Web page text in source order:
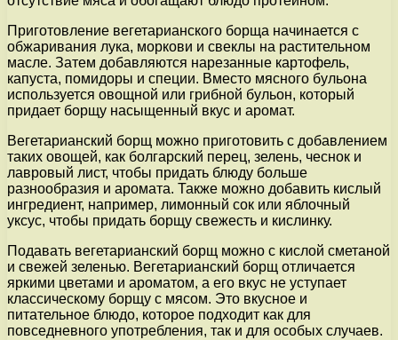
Приготовление вегетарианского борща начинается с
обжаривания лука, моркови и свеклы на растительном
масле. Затем добавляются нарезанные картофель,
капуста, помидоры и специи. Вместо мясного бульона
используется овощной или грибной бульон, который
придает борщу насыщенный вкус и аромат.
Вегетарианский борщ можно приготовить с добавлением
таких овощей, как болгарский перец, зелень, чеснок и
лавровый лист, чтобы придать блюду больше
разнообразия и аромата. Также можно добавить кислый
ингредиент, например, лимонный сок или яблочный
уксус, чтобы придать борщу свежесть и кислинку.
Подавать вегетарианский борщ можно с кислой сметаной
и свежей зеленью. Вегетарианский борщ отличается
яркими цветами и ароматом, а его вкус не уступает
классическому борщу с мясом. Это вкусное и
питательное блюдо, которое подходит как для
повседневного употребления, так и для особых случаев.